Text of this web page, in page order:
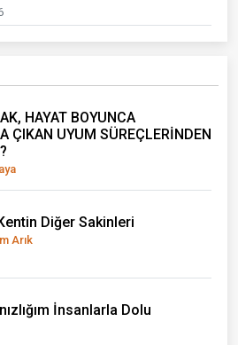
HAYAT BOYUNCA
ÇIKAN UYUM SÜREÇLERİNDEN
Diğer Sakinleri
Arık
İnsanlarla Dolu